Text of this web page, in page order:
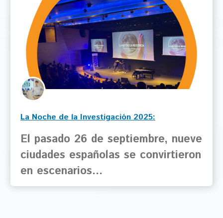
La Noche de la Investigación 2025:
¡inolvidable!
El pasado 26 de septiembre, nueve
ciudades españolas se convirtieron
en escenarios…